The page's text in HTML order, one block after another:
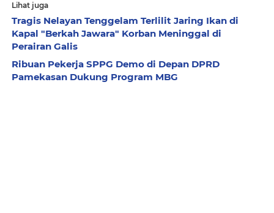
Lihat juga
Tragis Nelayan Tenggelam Terlilit Jaring Ikan di
Kapal "Berkah Jawara" Korban Meninggal di
Perairan Galis
Ribuan Pekerja SPPG Demo di Depan DPRD
Pamekasan Dukung Program MBG